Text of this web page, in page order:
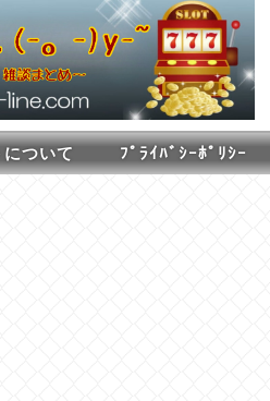
ついて ﾌﾟﾗｲﾊﾞｼｰﾎﾟﾘｼｰ